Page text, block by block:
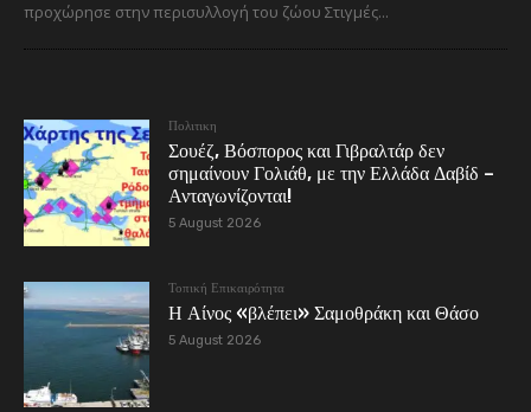
προχώρησε στην περισυλλογή του ζώου Στιγμές...
Πολιτικη
Σουέζ, Βόσπορος και Γιβραλτάρ δεν
σημαίνουν Γολιάθ, με την Ελλάδα Δαβίδ –
Ανταγωνίζονται!
5 August 2026
Τοπική Επικαιρότητα
Η Αίνος «βλέπει» Σαμοθράκη και Θάσο
5 August 2026